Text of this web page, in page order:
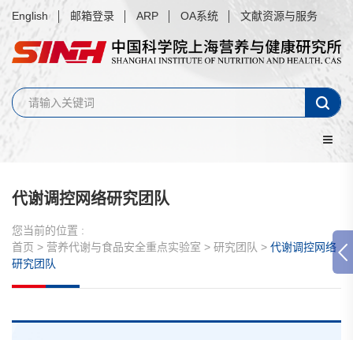
English 邮箱登录 ARP OA系统 文献资源与服务
代谢调控网络研究团队
您当前的位置 :
首页 > 营养代谢与食品安全重点实验室 > 研究团队 > 代谢调控网络
研究团队